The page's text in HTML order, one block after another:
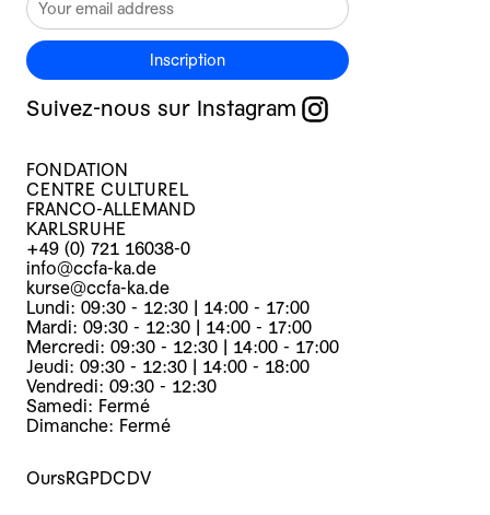
Inscription
Suivez-nous sur Instagram
FONDATION
CENTRE CULTUREL
FRANCO-ALLEMAND
KARLSRUHE
+49 (0) 721 16038-0
info@ccfa-ka.de
kurse@ccfa-ka.de
Lundi: 09:30 - 12:30 | 14:00 - 17:00
Mardi: 09:30 - 12:30 | 14:00 - 17:00
Mercredi: 09:30 - 12:30 | 14:00 - 17:00
Jeudi: 09:30 - 12:30 | 14:00 - 18:00
Vendredi: 09:30 - 12:30
Samedi: Fermé
Dimanche: Fermé
OursRGPDCDV